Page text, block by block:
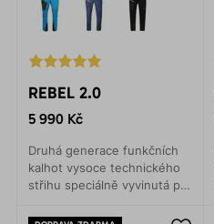
REBEL 2.0
5 990 Kč
Druhá generace funkčních
kalhot vysoce technického
střihu speciálně vyvinutá pro
výpravy. Ideální na zimní